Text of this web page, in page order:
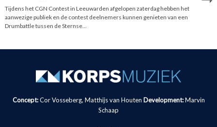
Tijdens het CGN Contest in Leeuwarden afgelopen zaterdag hebben het
aanwezige publiek en de contest deelnemers kunnen genieten van een
Drumbattle tussen de Sternse...
Concept:Cor Vosseberg, Matthijs van Houten Development: Marvin
Schaap